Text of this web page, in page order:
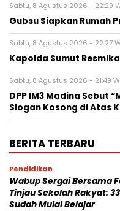
Sabtu, 8 Agustus 2026 - 22:29
Gubsu Siapkan Rumah
Sabtu, 8 Agustus 2026 - 22:27
Kapolda Sumut
Sabtu, 8 Agustus 2026 - 21:49
DPP IM3 Madina Sebut
Slogan Kosong di Atas
BERITA TERBARU
Pendidikan
Wabup Sergai Bersama
Tinjau Sekolah Rakyat:
Sudah Mulai Belajar